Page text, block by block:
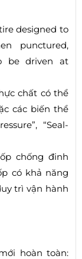
designed to
punctured,
be driven at
chất có thể
các biến thể
“Seal-
chống đinh
có khả năng
trì vận hành
hoàn toàn: